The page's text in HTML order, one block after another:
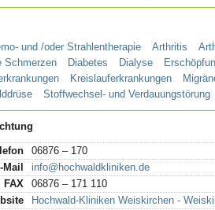
und /oder Strahlentherapie Arthritis
Schmerzen Diabetes Dialyse
Kreislauferkrankungen
Stoffwechsel- und Verdauungstörung
06876 – 170
Mail
info@hochwaldkliniken.de
FAX
06876 – 171 110
Hochwald-Kliniken Weiskirchen -